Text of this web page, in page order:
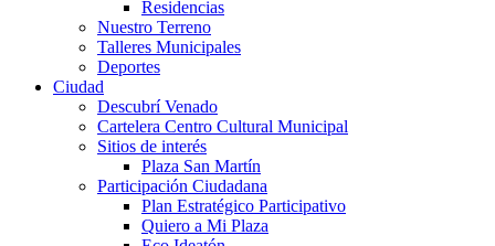
Residencias
Nuestro Terreno
Talleres Municipales
Deportes
Ciudad
Descubrí Venado
Cartelera Centro Cultural Municipal
Sitios de interés
Plaza San Martín
Participación Ciudadana
Plan Estratégico Participativo
Quiero a Mi Plaza